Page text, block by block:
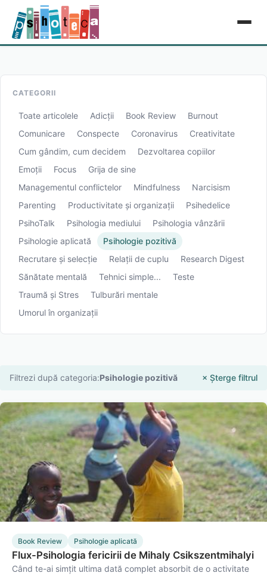
Filtrezi după categoria:Psihologie pozitivă × Șterge filtrul
Book Review Psihologie aplicată
Flux-Psihologia fericirii de Mihaly Csikszentmihalyi
Când te-ai simțit ultima dată complet absorbit de o activitate
CATEGORII
Toate articolele Adicții Book Review
Burnout
Comunicare
Conspecte Coronavirus
Creativitate
Cum gândim, cum decidem
Dezvoltarea copiilor
Emoții
Focus
Grija de sine
Managementul conflictelor
Mindfulness
Narcisism
Parenting
Productivitate și organizații
Psihedelice
PsihoTalk
Psihologia mediului
Psihologia vânzării
Psihologie aplicată
Psihologie pozitivă
Recrutare și selecție
Relații de cuplu
Research Digest
Sănătate mentală
Tehnici simple...
Teste
Traumă și Stres
Tulburări mentale
Umorul în organizații